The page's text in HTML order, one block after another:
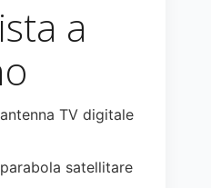
a
TV digitale
satellitare